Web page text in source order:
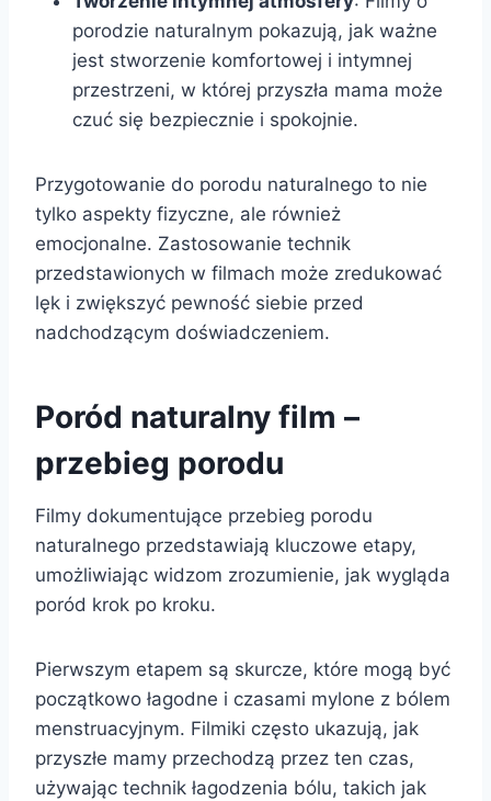
porodzie naturalnym pokazują, jak ważne
jest stworzenie komfortowej i intymnej
przestrzeni, w której przyszła mama może
czuć się bezpiecznie i spokojnie.
Przygotowanie do porodu naturalnego to nie
tylko aspekty fizyczne, ale również
emocjonalne. Zastosowanie technik
przedstawionych w filmach może zredukować
lęk i zwiększyć pewność siebie przed
nadchodzącym doświadczeniem.
Poród naturalny film –
przebieg porodu
Filmy dokumentujące przebieg porodu
naturalnego przedstawiają kluczowe etapy,
umożliwiając widzom zrozumienie, jak wygląda
poród krok po kroku.
Pierwszym etapem są skurcze, które mogą być
początkowo łagodne i czasami mylone z bólem
menstruacyjnym. Filmiki często ukazują, jak
przyszłe mamy przechodzą przez ten czas,
używając technik łagodzenia bólu, takich jak